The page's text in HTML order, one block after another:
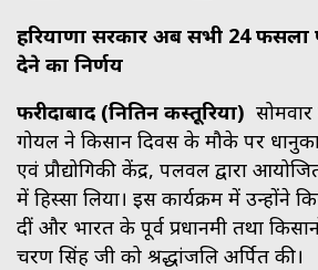
हरियाणा सरकार अब सभी 24 फसलों
देने का निर्णय
फरीदाबाद (नितिन कस्तूरिया) सोमवार
गोयल ने किसान दिवस के मौके पर
एवं प्रौद्योगिकी केंद्र, पलवल द्वारा
में हिस्सा लिया। इस कार्यक्रम में उन्होंने
दीं और भारत के पूर्व प्रधानमंत्री तथा
चरण सिंह जी को श्रद्धांजलि अर्पित की।